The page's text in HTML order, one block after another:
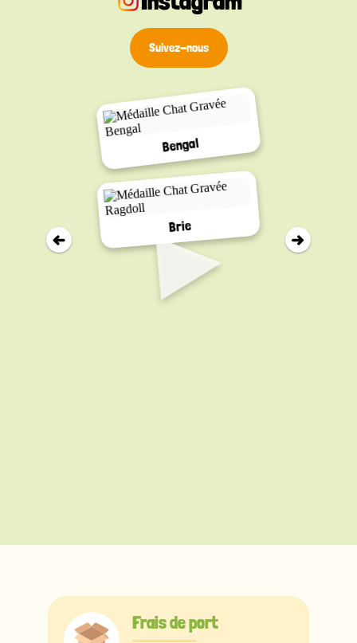
S – Réglable de 21 à 34 cm, largeur 1 cm
Suivez-nous
Bengal
▸
Brie
Frais de port